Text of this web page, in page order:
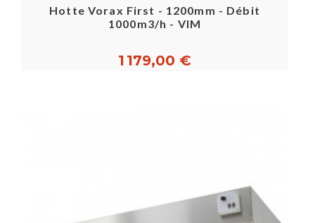
Hotte Vorax First - 1200mm - Débit
1000m3/h - VIM
1 179,00 €